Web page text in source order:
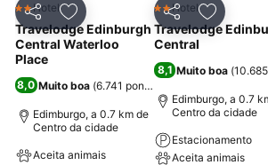
favoritos
PartilharAdicionar aos favoritos
2 Estrelas
Hotel
Travelodge Edinburgh
Central Waterloo
Place
8,0 Muito boa (6.741 pontuações
Edimburgo, a 0.7 km de
Centro da cidade
Aceita animais
Partilhar
2 Estrelas
Hotel
Travelodge
Central
8,1 Muito boa (
Edimburgo, a 0.7
Centro da cidade
Estacionamento
Aceita animais